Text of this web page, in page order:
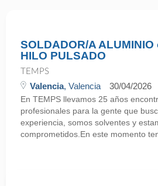
SOLDADOR/A ALUMINIO
HILO PULSADO
TEMPS
Valencia, Valencia 30/04/2026
En TEMPS llevamos 25 años
profesionales para la gente que
experiencia, somos solventes y
comprometidos.En este momento